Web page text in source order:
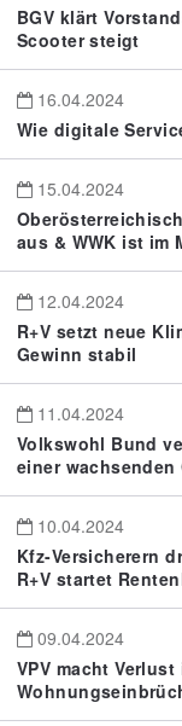
BGV klärt
Scooter steigt
16.04.2024
Wie digitale
15.04.2024
aus & WWK ist im
12.04.2024
R+V setzt neue
Gewinn stabil
11.04.2024
Volkswohl Bund
einer
10.04.2024
Kfz-Versicherern
R+V startet
09.04.2024
VPV macht